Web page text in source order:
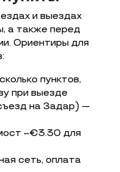
и выездах
а также перед
Ориентиры для
пунктов,
при выезде
на Задар) —
~€3.30 для
сеть, оплата